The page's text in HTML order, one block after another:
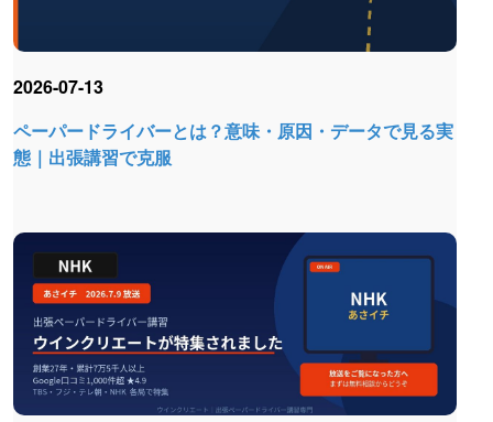
ペーパードライバーとは？意味・原因・データで見る実
態｜出張講習で克服
2026-07-13